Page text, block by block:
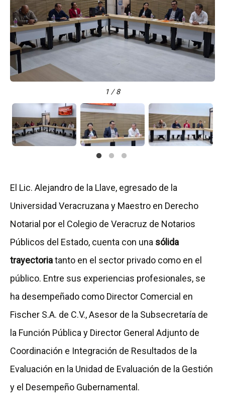
1 / 8
El Lic. Alejandro de la Llave, egresado de la
Universidad Veracruzana y Maestro en Derecho
Notarial por el Colegio de Veracruz de Notarios
Públicos del Estado, cuenta con una sólida
trayectoriatanto en el sector privado como en el
público. Entre sus experiencias profesionales, se
ha desempeñado como Director Comercial en
Fischer S.A. de C.V., Asesor de la Subsecretaría de
la Función Pública y Director General Adjunto de
Coordinación e Integración de Resultados de la
Evaluación en la Unidad de Evaluación de la Gestión
y el Desempeño Gubernamental.